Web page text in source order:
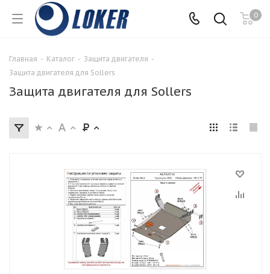
0
Главная - Каталог - Защита двигателя -
Защита двигателя для Sollers
Защита двигателя для Sollers